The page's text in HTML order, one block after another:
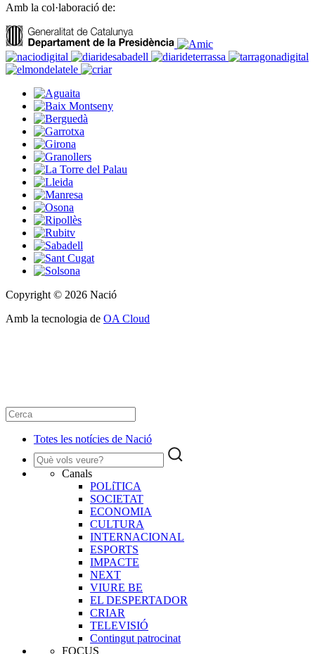
Amb la col·laboració de:
Copyright © 2026 Nació
Amb la tecnologia de OA Cloud
Totes les notícies de Nació
Canals
POLíTICA
SOCIETAT
ECONOMIA
CULTURA
INTERNACIONAL
ESPORTS
IMPACTE
NEXT
VIURE BE
EL DESPERTADOR
CRIAR
TELEVISIÓ
Contingut patrocinat
FOCUS